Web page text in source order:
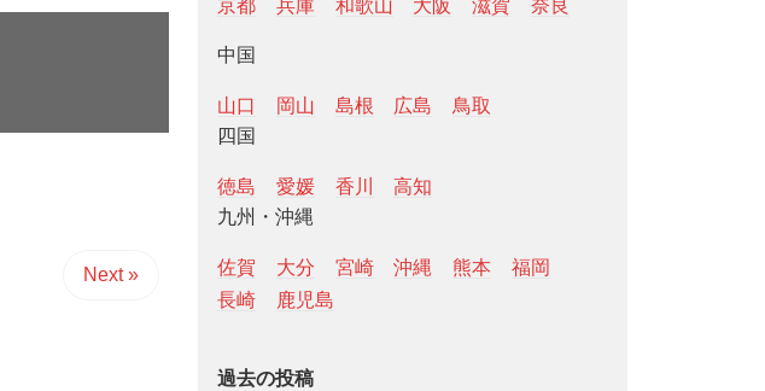
Next »
京都 兵庫 和歌山 大阪 滋賀 奈良
中国
山口 岡山 島根 広島
鳥取
四国
徳島 愛媛 香川
高知
九州・沖縄
佐賀 大分 宮崎 沖縄 熊本
福岡
長崎
鹿児島
過去の投稿